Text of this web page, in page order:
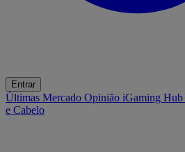
Entrar
Últimas Mercado Opinião iGaming Hub
e Cabelo